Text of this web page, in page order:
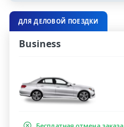
ДЛЯ ДЕЛОВОЙ ПОЕЗДКИ
Business